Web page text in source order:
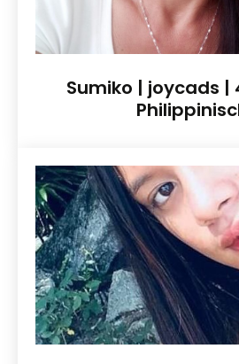
Sumiko | joycads |